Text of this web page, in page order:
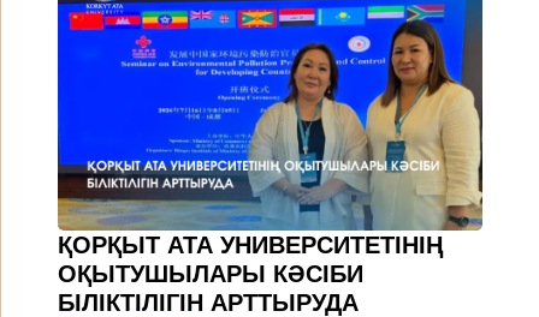
ҚОРҚЫТ АТА УНИВЕРСИТЕТІНІҢ
ОҚЫТУШЫЛАРЫ КӘСІБИ
БІЛІКТІЛІГІН АРТТЫРУДА